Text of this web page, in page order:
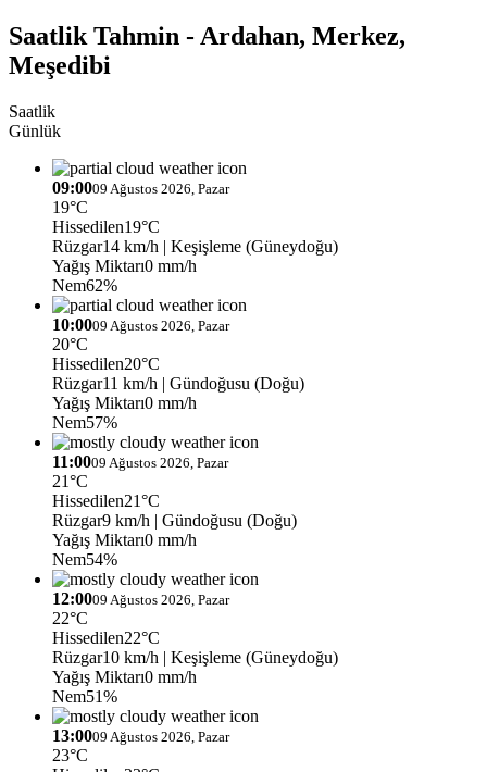
Saatlik Tahmin - Ardahan, Merkez,
Meşedibi
Saatlik
Günlük
09:0009 Ağustos 2026, Pazar
19°C
Hissedilen19°C
Rüzgar14 km/h | Keşişleme (Güneydoğu)
Yağış Miktarı0 mm/h
Nem62%
10:0009 Ağustos 2026, Pazar
20°C
Hissedilen20°C
Rüzgar11 km/h | Gündoğusu (Doğu)
Yağış Miktarı0 mm/h
Nem57%
11:0009 Ağustos 2026, Pazar
21°C
Hissedilen21°C
Rüzgar9 km/h | Gündoğusu (Doğu)
Yağış Miktarı0 mm/h
Nem54%
12:0009 Ağustos 2026, Pazar
22°C
Hissedilen22°C
Rüzgar10 km/h | Keşişleme (Güneydoğu)
Yağış Miktarı0 mm/h
Nem51%
13:0009 Ağustos 2026, Pazar
23°C